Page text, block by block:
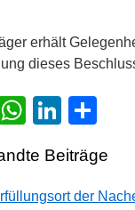
erhält
dieses
Facebook
Beiträge
der